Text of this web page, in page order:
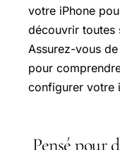
votre iPhone
découvrir toutes
Assurez-vous
pour
configurer votre
Pensé pour